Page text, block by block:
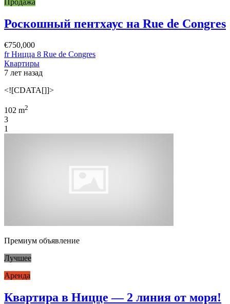
Роскошный пентхаус на Rue de Congres
€750,000
fr Ницца 8 Rue de Congres
Квартиры
7 лет назад
<![CDATA[]]>
102 m2
3
1
Премиум объявление
Лучшее
Аренда
Квартира в Ницце — 2 линия от моря!